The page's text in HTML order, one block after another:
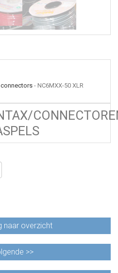
connectors - NC6MXX-50 XLR
naar overzicht
>>